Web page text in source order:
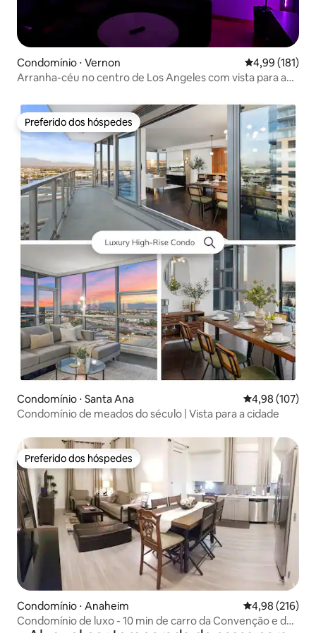
Condomínio ⋅ Vernon 4,99 de uma
4,99 (181)
Arranha-céu no centro de Los Angeles com vista para a
Preferido dos hóspedes
Preferido dos hóspedes
Condomínio ⋅ Santa Ana 4,98 de uma
4,98 (107)
Condomínio de meados do século | Vista para a cidade
Preferido dos hóspedes
Preferido dos hóspedes
Condomínio ⋅ Anaheim 4,98 de uma
4,98 (216)
Condomínio de luxo - 10 min de carro da Convenção e da